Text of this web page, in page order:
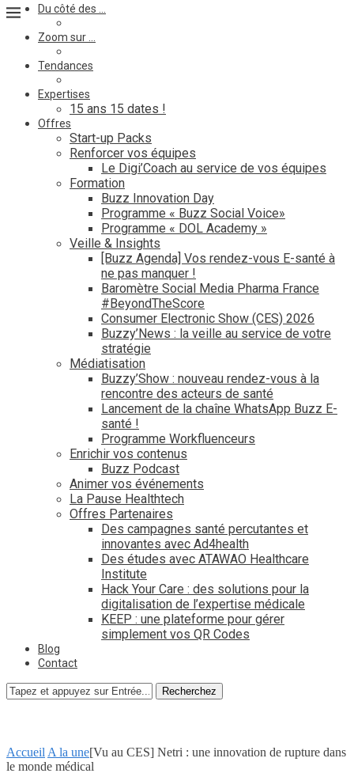
Du côté des …
Zoom sur …
Tendances
Expertises
15 ans 15 dates !
Offres
Start-up Packs
Renforcer vos équipes
Le Digi’Coach au service de vos équipes
Formation
Buzz Innovation Day
Programme « Buzz Social Voice»
Programme « DOL Academy »
Veille & Insights
[Buzz Agenda] Vos rendez-vous E-santé à
ne pas manquer !
Baromètre Social Media Pharma France
#BeyondTheScore
Consumer Electronic Show (CES) 2026
Buzzy’News : la veille au service de votre
stratégie
Médiatisation
Buzzy’Show : nouveau rendez-vous à la
rencontre des acteurs de santé
Lancement de la chaîne WhatsApp Buzz E-
santé !
Programme Workfluenceurs
Enrichir vos contenus
Buzz Podcast
Animer vos événements
La Pause Healthtech
Offres Partenaires
Des campagnes santé percutantes et
innovantes avec Ad4health
Des études avec ATAWAO Healthcare
Institute
Hack Your Care : des solutions pour la
digitalisation de l’expertise médicale
KEEP : une plateforme pour gérer
simplement vos QR Codes
Blog
Contact
Recherchez
Accueil A la une[Vu au CES] Netri : une innovation de rupture dans
le monde médical